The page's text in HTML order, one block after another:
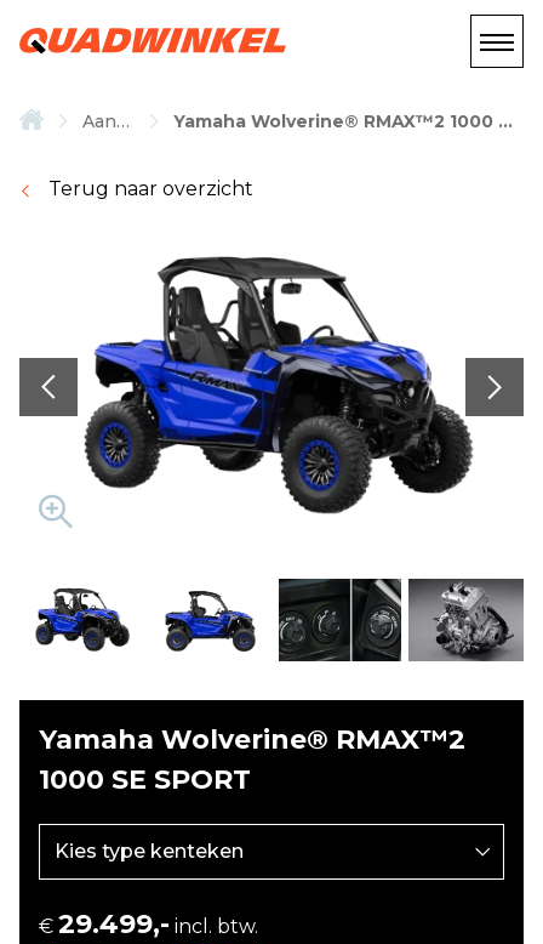
Aanbod Yamaha Wolverine® RMAX™2 1000 SE SPORT
Terug naar overzicht
Yamaha Wolverine® RMAX™2
1000 SE SPORT
€ 29.499,- incl. btw.